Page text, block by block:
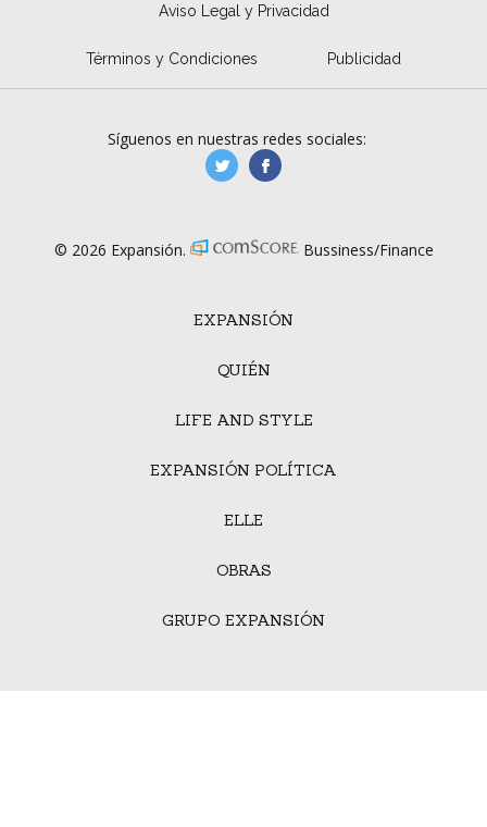
Aviso Legal y Privacidad
Términos y Condiciones Publicidad
EXPANSIÓN
QUIÉN
LIFE AND STYLE
EXPANSIÓN POLÍTICA
ELLE
OBRAS
GRUPO EXPANSIÓN
Síguenos en nuestras redes sociales:
manufacturaGE
© 2026 Expansión. Bussiness/Finance